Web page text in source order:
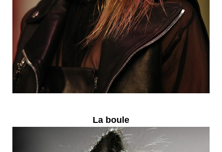
La boule